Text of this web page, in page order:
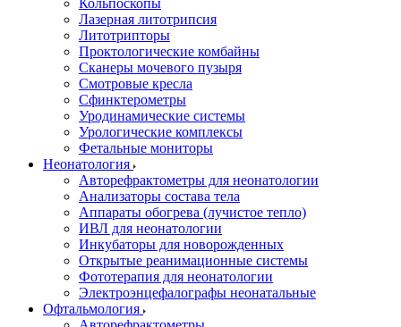
Кольпоскопы
Лазерная литотрипсия
Литотрипторы
Проктологические комбайны
Сканеры мочевого пузыря
Смотровые кресла
Сфинктерометры
Уродинамические системы
Урологические комплексы
Фетальные мониторы
Неонатология
Авторефрактометры для неонатологии
Анализаторы состава тела
Аппараты обогрева (лучистое тепло)
ИВЛ для неонатологии
Инкубаторы для новорожденных
Открытые реанимационные системы
Фототерапия для неонатологии
Электроэнцефалографы неонатальные
Офтальмология